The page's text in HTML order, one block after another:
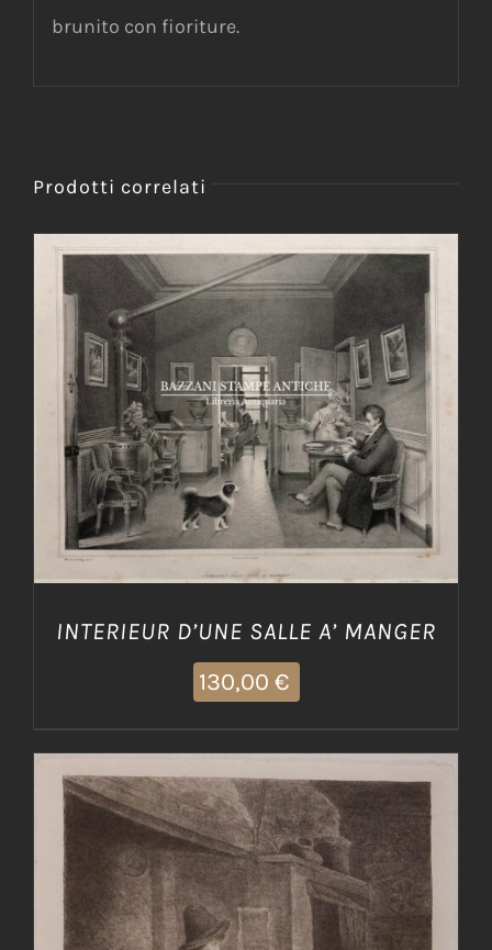
brunito con fioriture.
Prodotti correlati
AGGIUNGI AL CARRELLO / DETTAGLI
INTERIEUR D’UNE SALLE A’ MANGER
130,00 €